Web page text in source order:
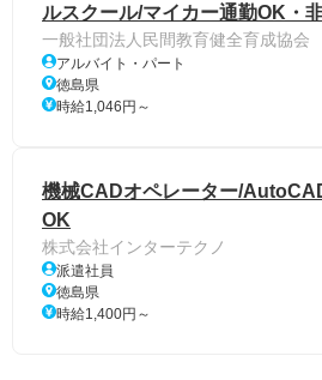
ルスクール/マイカー通勤OK・
一般社団法人民間教育健全育成協会
アルバイト・パート
徳島県
時給1,046円～
機械CADオペレーター/
OK
株式会社インターテクノ
派遣社員
徳島県
時給1,400円～